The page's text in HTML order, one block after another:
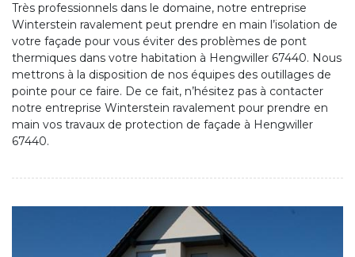
Très professionnels dans le domaine, notre entreprise
Winterstein ravalement peut prendre en main l’isolation de
votre façade pour vous éviter des problèmes de pont
thermiques dans votre habitation à Hengwiller 67440. Nous
mettrons à la disposition de nos équipes des outillages de
pointe pour ce faire. De ce fait, n’hésitez pas à contacter
notre entreprise Winterstein ravalement pour prendre en
main vos travaux de protection de façade à Hengwiller
67440.